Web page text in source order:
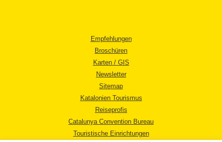
Empfehlungen
Broschüren
Karten / GIS
Newsletter
Sitemap
Katalonien Tourismus
Reiseprofis
Catalunya Convention Bureau
Touristische Einrichtungen